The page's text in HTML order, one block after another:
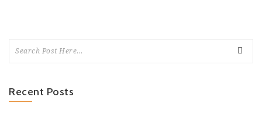
Recent Posts